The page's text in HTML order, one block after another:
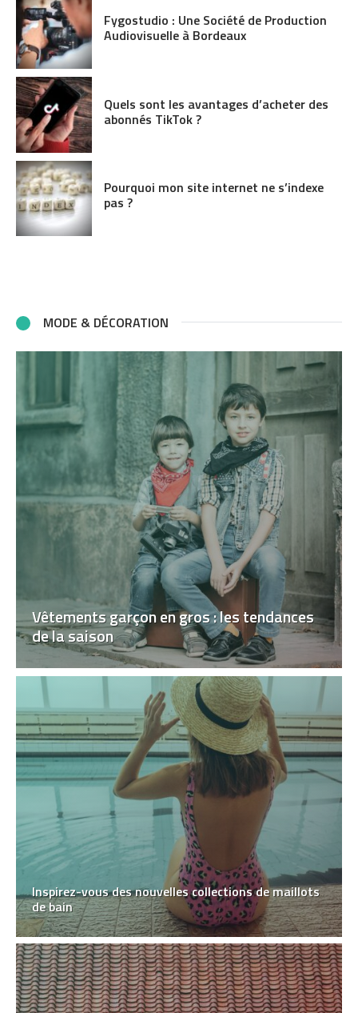
Fygostudio : Une Société de Production
Audiovisuelle à Bordeaux
Quels sont les avantages d’acheter des
abonnés TikTok ?
Pourquoi mon site internet ne s’indexe
pas ?
MODE & DÉCORATION
Vêtements garçon en gros : les tendances
de la saison
Inspirez-vous des nouvelles collections de maillots
de bain